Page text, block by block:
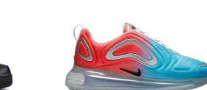
64,95 €.60,45 €.